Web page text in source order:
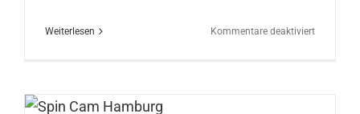
Weiterlesen Kommentare deaktiviertfür